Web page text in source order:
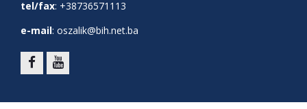
tel/fax: +38736571113
e-mail: oszalik@bih.net.ba